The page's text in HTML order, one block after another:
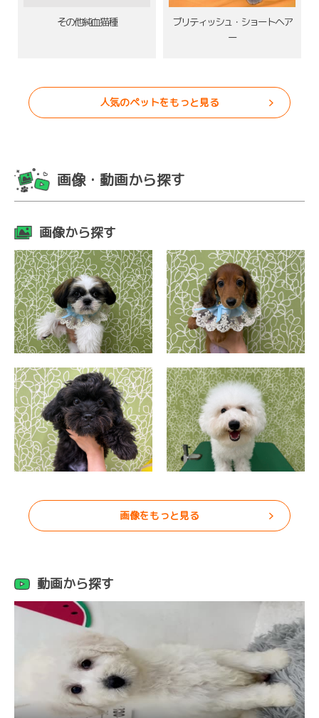
その他純血猫種
ブリティッシュ・ショートヘア
ー
人気のペットをもっと見る
画像・動画から探す
画像から探す
画像をもっと見る
動画から探す